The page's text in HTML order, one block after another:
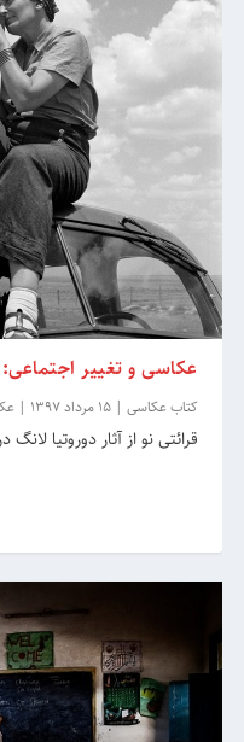
عکاسی و تغییر
کتاب عکاسی |15 مرداد 1397 |
قرائتی نو از آثار دوروتیا